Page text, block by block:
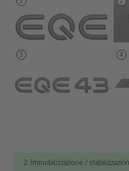
2. Immobilizzazione /